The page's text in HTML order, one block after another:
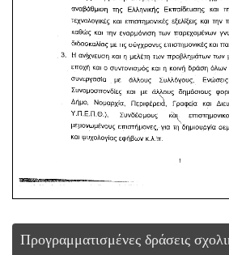
Προγραμματισμένες δράσεις